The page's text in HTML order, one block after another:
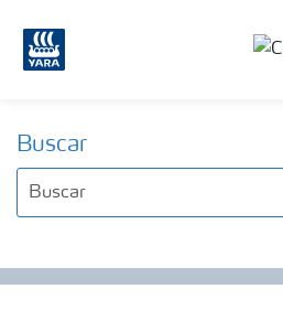
Buscar